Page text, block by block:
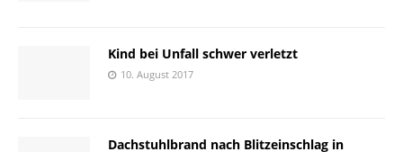
Kind bei Unfall schwer verletzt
10. August 2017
Dachstuhlbrand nach Blitzeinschlag in